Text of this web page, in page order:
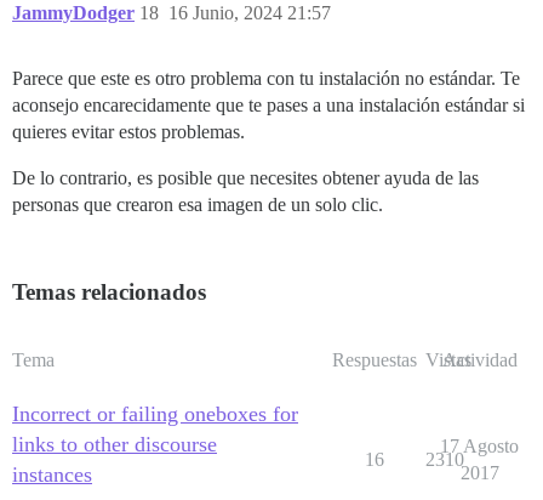
JammyDodger 16 Junio, 2024 21:57
18
Parece que este es otro problema con tu instalación no estándar. Te
aconsejo encarecidamente que te pases a una instalación estándar si
quieres evitar estos problemas.
De lo contrario, es posible que necesites obtener ayuda de las
personas que crearon esa imagen de un solo clic.
Temas relacionados
Tema Respuestas Vistas
Actividad
Incorrect or failing oneboxes for
links to other discourse
instances
16 2310
17 Agosto
2017